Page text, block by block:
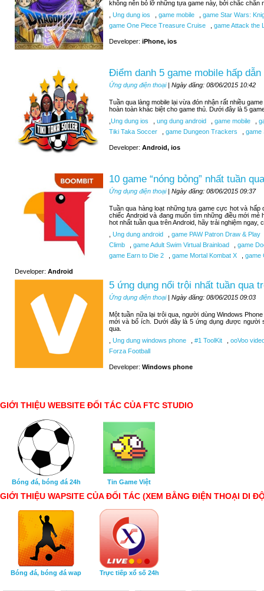
không nên bỏ lỡ những tựa game này, bởi chắc chắn
Ung dung ios game mobile
game Star Wars:
game One Piece Treasure Cruise
game Attack the
Developer: iPhone, ios
Điểm danh 5 game mobile hấp
Ứng dụng điện thoại| Ngày đăng: 08/06/2015 10:42
Tuần qua làng mobile lại vừa đón nhận rất nhiều
hoàn toàn khác biệt cho game thủ. Dưới đây là 5
Ung dung ios ung dung android game mobile
Tiki Taka Soccer
game Dungeon Trackers game
Developer: Android, ios
10 game “nóng bỏng” nhất tuần
Ứng dụng điện thoại| Ngày đăng: 08/06/2015 09:37
Tuần qua hàng loạt những tựa game cực hot và hấp
chiếc Android và đang muốn tìm những điều mới
hot nhất tuần qua trên Android, hãy trải nghiệm ngay,
Ung dung android
game PAW Patron Draw & Play
Climb
game Adult Swim Virtual Brainload
game
game Earn to Die 2
game Mortal Kombat X game
Developer: Android
5 ứng dụng nổi trội nhất tuần qua
Ứng dụng điện thoại| Ngày đăng: 08/06/2015 09:03
Một tuần nữa lại trôi qua, người dùng Windows
mới và bổ ích. Dưới đây là 5 ứng dụng được người
qua.
Ung dung windows phone #1 ToolKit
ooVoo
Forza Football
Developer: Windows phone
GIỚI THIỆU WEBSITE ĐỐI TÁC CỦA FTC STUDIO
Bóng đá, bóng đá 24h Tin Game Việt
GIỚI THIỆU WAPSITE CỦA ĐỐI TÁC (XEM BẰNG ĐIỆN THOẠI DI
Bóng đá, bóng đá wap Trực tiếp xổ số 24h